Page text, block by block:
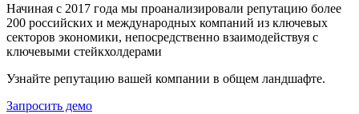
Начиная с 2017 года мы проанализировали репутацию более
200 российских и международных компаний из ключевых
секторов экономики, непосредственно взаимодействуя с
ключевыми стейкхолдерами
Узнайте репутацию вашей компании в общем ландшафте.
Запросить демо